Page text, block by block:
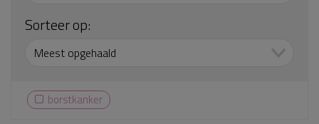
Sorteer op:
borstkanker